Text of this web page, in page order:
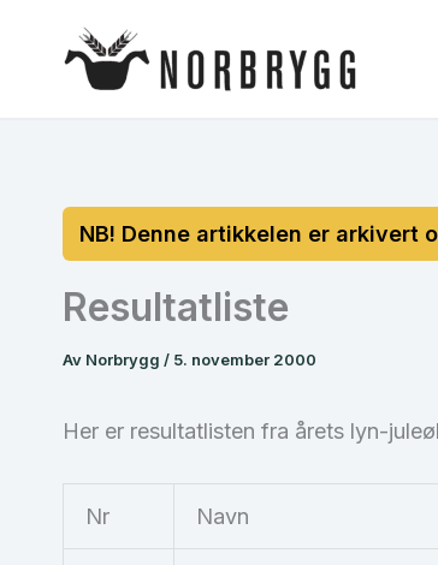
Resultatliste
Av Norbrygg / 5. november 2000
Her er resultatlisten fra årets lyn-
Nr Navn